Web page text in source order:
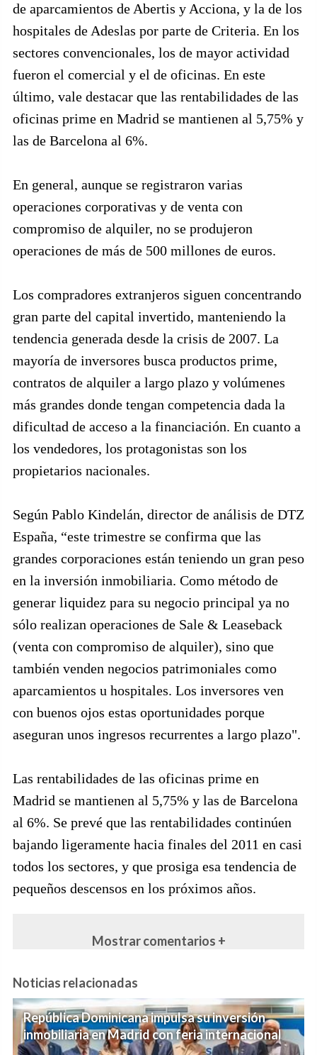
de aparcamientos de Abertis y Acciona, y la de los
hospitales de Adeslas por parte de Criteria. En los
sectores convencionales, los de mayor actividad
fueron el comercial y el de oficinas. En este
último, vale destacar que las rentabilidades de las
oficinas prime en Madrid se mantienen al 5,75% y
las de Barcelona al 6%.
En general, aunque se registraron varias
operaciones corporativas y de venta con
compromiso de alquiler, no se produjeron
operaciones de más de 500 millones de euros.
Los compradores extranjeros siguen concentrando
gran parte del capital invertido, manteniendo la
tendencia generada desde la crisis de 2007. La
mayoría de inversores busca productos prime,
contratos de alquiler a largo plazo y volúmenes
más grandes donde tengan competencia dada la
dificultad de acceso a la financiación. En cuanto a
los vendedores, los protagonistas son los
propietarios nacionales.
Según Pablo Kindelán, director de análisis de DTZ
España, “este trimestre se confirma que las
grandes corporaciones están teniendo un gran peso
en la inversión inmobiliaria. Como método de
generar liquidez para su negocio principal ya no
sólo realizan operaciones de Sale & Leaseback
(venta con compromiso de alquiler), sino que
también venden negocios patrimoniales como
aparcamientos u hospitales. Los inversores ven
con buenos ojos estas oportunidades porque
aseguran unos ingresos recurrentes a largo plazo".
Las rentabilidades de las oficinas prime en
Madrid se mantienen al 5,75% y las de Barcelona
al 6%. Se prevé que las rentabilidades continúen
bajando ligeramente hacia finales del 2011 en casi
todos los sectores, y que prosiga esa tendencia de
pequeños descensos en los próximos años.
Mostrar comentarios +
Noticias relacionadas
República Dominicana impulsa su inversión
inmobiliaria en Madrid con feria internacional